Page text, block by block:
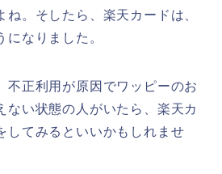
ね。そしたら、楽天カードは、
なりました。
不正利用が原因でワッピーのお
ない状態の人がいたら、楽天カ
してみるといいかもしれませ